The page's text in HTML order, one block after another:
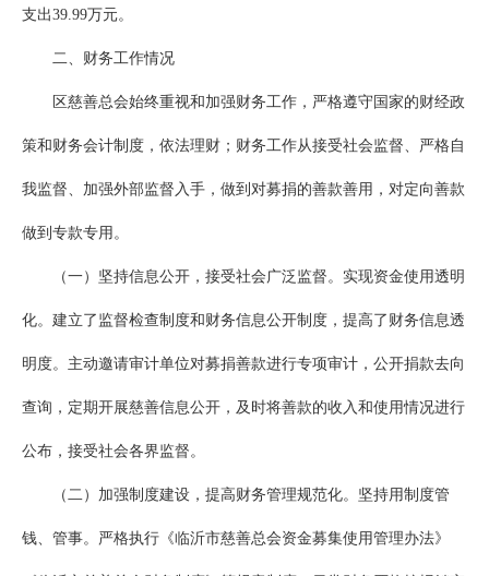
支出39.99万元。
二、财务工作情况
区慈善总会始终重视和加强财务工作，严格遵守国家的财经政
策和财务会计制度，依法理财；财务工作从接受社会监督、严格自
我监督、加强外部监督入手，做到对募捐的善款善用，对定向善款
做到专款专用。
（一）坚持信息公开，接受社会广泛监督。实现资金使用透明
化。建立了监督检查制度和财务信息公开制度，提高了财务信息透
明度。主动邀请审计单位对募捐善款进行专项审计，公开捐款去向
查询，定期开展慈善信息公开，及时将善款的收入和使用情况进行
公布，接受社会各界监督。
（二）加强制度建设，提高财务管理规范化。坚持用制度管
钱、管事。严格执行《临沂市慈善总会资金募集使用管理办法》